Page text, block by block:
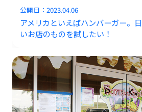
公開日：2023.04.06
アメリカといえばハンバーガー。
いお店のものを試したい！